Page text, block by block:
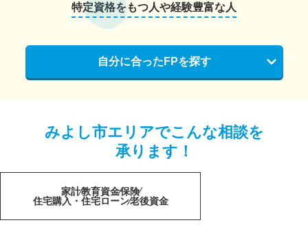
特定資格をもつ人や経験豊富な人
自分に合ったFPを探す
みよし市エリアでこんな相談を
承ります！
家計教育資金保険
住宅購入・住宅ローン老後資金